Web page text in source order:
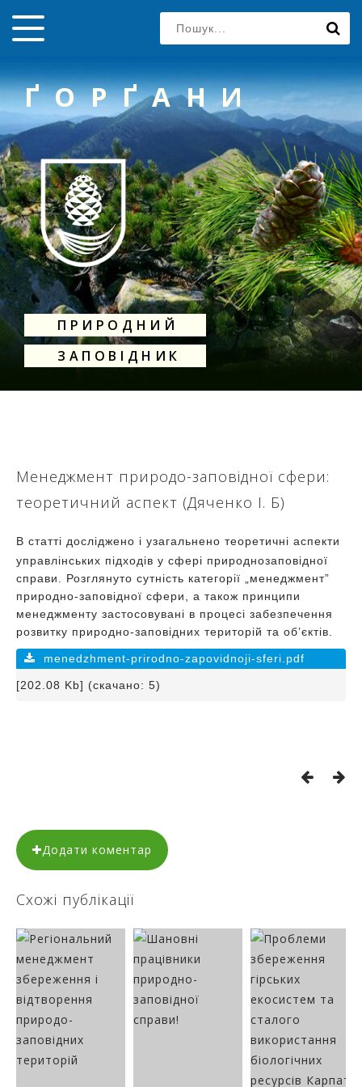
ҐОРҐАНИ
ПРИРОДНИЙ
ЗАПОВІДНИК
Менеджмент природо-заповідної сфери:
теоретичний аспект (Дяченко І. Б)
В статті досліджено і узагальнено теоретичні аспекти
управлінських підходів у сфері природнозаповідної
справи. Розглянуто сутність категорії „менеджмент”
природно-заповідної сфери, а також принципи
менеджменту застосовувані в процесі забезпечення
розвитку природно-заповідних територій та об’єктів.
menedzhment-prirodno-zapovidnoji-sferi.pdf
[202.08 Kb] (скачано: 5)
Додати коментар
Схожі публікації